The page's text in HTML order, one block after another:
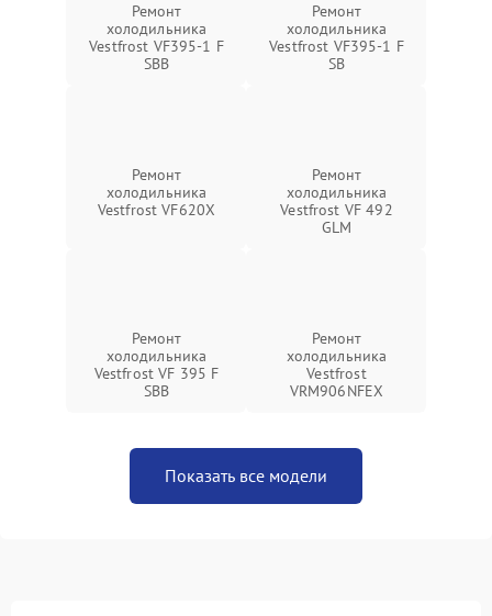
Ремонт
холодильника
Vestfrost VF395-1 F
SBB
Ремонт
холодильника
Vestfrost VF395-1 F
SB
Ремонт
холодильника
Vestfrost VF620X
Ремонт
холодильника
Vestfrost VF 492
GLM
Ремонт
холодильника
Vestfrost VF 395 F
SBB
Ремонт
холодильника
Vestfrost
VRM906NFEX
Показать все модели